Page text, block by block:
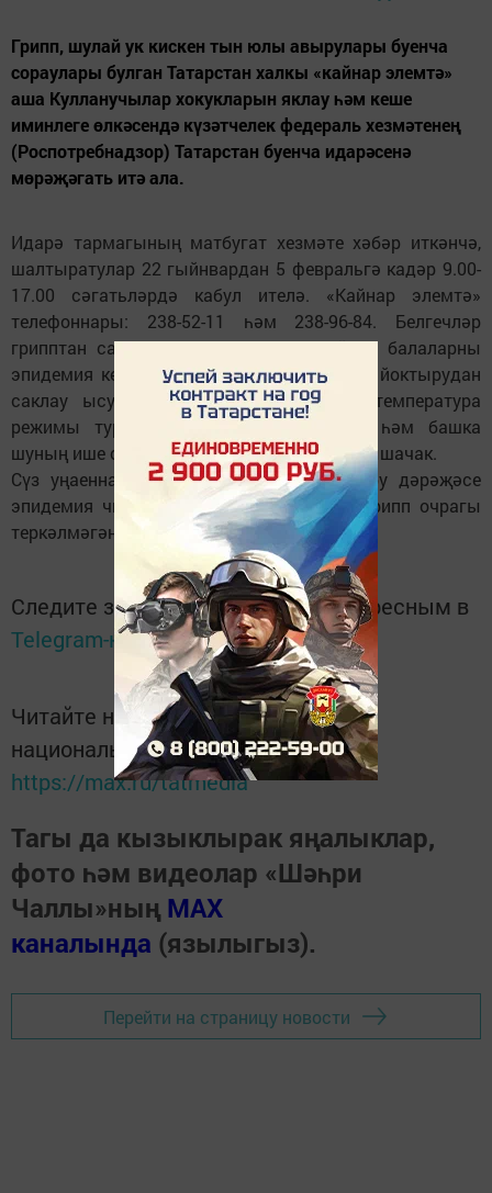
Грипп, шулай ук кискен тын юлы авырулары буенча
сораулары булган Татарстан халкы «кайнар элемтә»
аша Кулланучылар хокукларын яклау һәм кеше
иминлеге өлкәсендә күзәтчелек федераль хезмәтенең
(Роспотребнадзор) Татарстан буенча идарәсенә
мөрәҗәгать итә ала.
Идарә тармагының матбугат хезмәте хәбәр иткәнчә,
шалтыратулар 22 гыйнвардан 5 февральгә кадәр 9.00-
17.00 сәгатьләрдә кабул ителә. «Кайнар элемтә»
телефоннары: 238-52-11 һәм 238-96-84. Белгечләр
грипптан саклану битлекләрен киеп йөрү, балаларны
эпидемия көчле булган урыннарда авыру йоктырудан
саклау ысуллары турында сөйләячәк, температура
режимы турында киңәшләрен бирәчәк һәм башка
шуның ише сорауларга җавап табарга булышачак.
Сүз уңаеннан, хәзергә Татарстанда авыру дәрәҗәсе
эпидемия чиген узмаган, республикада грипп очрагы
теркәлмәгән.
Следите за самым важным и интересным в
Telegram-каналеТатмедиа
Читайте новости Татарстана в
национальном мессенджере MАХ:
https://max.ru/tatmedia
Тагы да кызыклырак яңалыклар,
фото һәм видеолар «Шәһри
Чаллы»ның MAX
каналында (язылыгыз).
Перейти на страницу новости